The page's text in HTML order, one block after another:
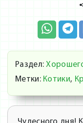
Раздел:
Метки: Котики,